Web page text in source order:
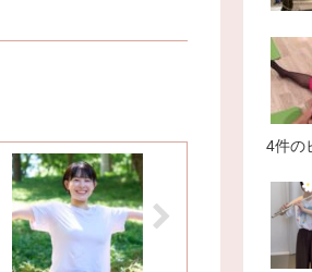
4件の